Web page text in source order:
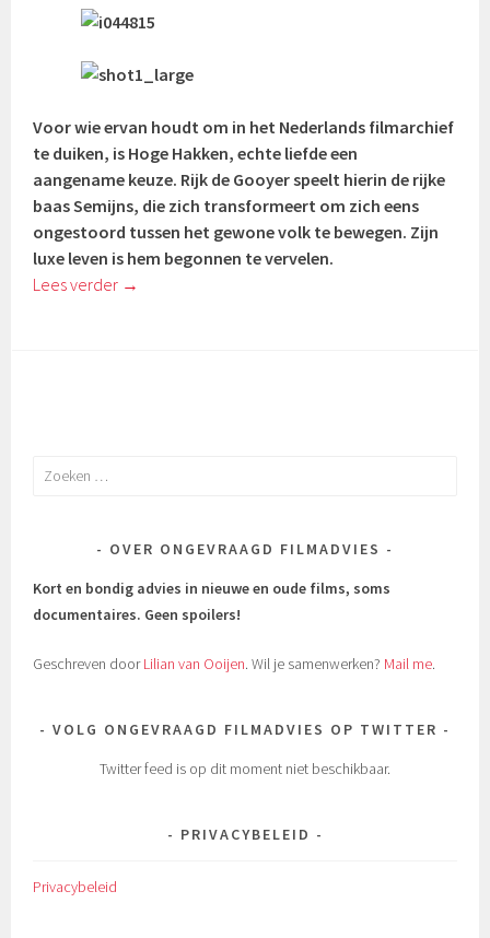
Voor wie ervan houdt om in het Nederlands filmarchief
te duiken, is Hoge Hakken, echte liefde een
aangename keuze. Rijk de Gooyer speelt hierin de rijke
baas Semijns, die zich transformeert om zich eens
ongestoord tussen het gewone volk te bewegen. Zijn
luxe leven is hem begonnen te vervelen.
Lees verder →
Zoeken
OVER ONGEVRAAGD FILMADVIES
Kort en bondig advies in nieuwe en oude films, soms
documentaires. Geen spoilers!
Geschreven doorLilian van Ooijen. Wil je samenwerken? Mail me.
VOLG ONGEVRAAGD FILMADVIES OP TWITTER
Twitter feed is op dit moment niet beschikbaar.
PRIVACYBELEID
Privacybeleid